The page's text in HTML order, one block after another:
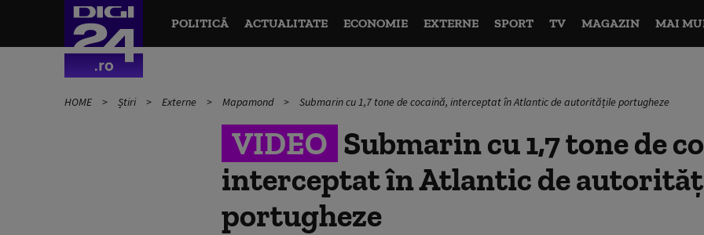
POLITICĂ ACTUALITATE ECONOMIE EXTERNE SPORT TV MAGAZIN MAI
HOME Știri Externe Mapamond Submarin cu 1,7 tone de cocaină, interceptat în Atlantic de autoritățile portugheze
VIDEO Submarin cu 1,7 tone de
interceptat în Atlantic de
portugheze